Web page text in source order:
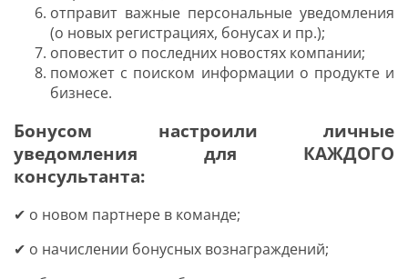
отправит важные персональные уведомления
(о новых регистрациях, бонусах и пр.);
оповестит о последних новостях компании;
поможет с поиском информации о продукте и
бизнесе.
Бонусом настроили личные
уведомления для КАЖДОГО
консультанта:
✔ о новом партнере в команде;
✔ о начислении бонусных вознаграждений;